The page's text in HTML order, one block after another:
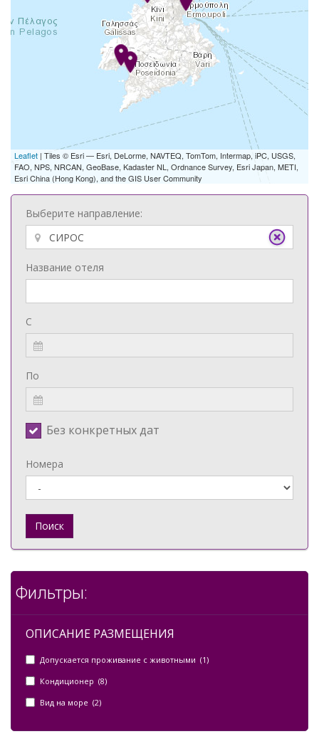
Leaflet | Tiles © Esri — Esri, DeLorme, NAVTEQ, TomTom, Intermap, iPC, USGS,
FAO, NPS, NRCAN, GeoBase, Kadaster NL, Ordnance Survey, Esri Japan, METI,
Esri China (Hong Kong), and the GIS User Community
Выберите направление:
Название отеля
С
По
Без конкретных дат
Номера
Поиск
Фильтры:
ОПИСАНИЕ РАЗМЕЩЕНИЯ
Допускается проживание с животными (1)
Кондиционер (8)
Вид на море (2)